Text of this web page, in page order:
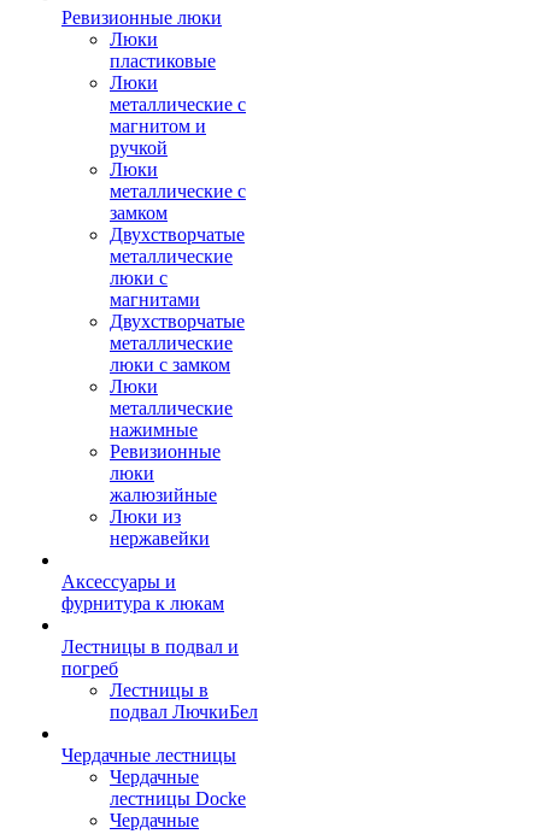
Ревизионные люки
Люки
пластиковые
Люки
металлические с
магнитом и
ручкой
Люки
металлические с
замком
Двухстворчатые
металлические
люки с
магнитами
Двухстворчатые
металлические
люки с замком
Люки
металлические
нажимные
Ревизионные
люки
жалюзийные
Люки из
нержавейки
Аксессуары и
фурнитура к люкам
Лестницы в подвал и
погреб
Лестницы в
подвал ЛючкиБел
Чердачные лестницы
Чердачные
лестницы Docke
Чердачные